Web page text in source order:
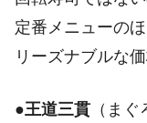
定番メニューの
リーズナブルな
●王道三貫 （ま